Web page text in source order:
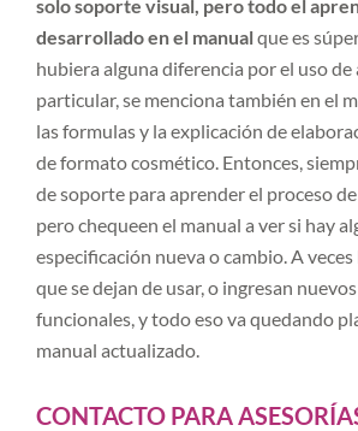
solo soporte visual, pero todo el
desarrollado en el manualque es
hubiera alguna diferencia por el uso de
particular, se menciona también en el
las formulas y la explicación de
de formato cosmético. Entonces,
de soporte para aprender el proceso
pero chequeen el manual a ver si hay
especificación nueva o cambio. A
que se dejan de usar, o ingresan
funcionales, y todo eso va quedando
manual actualizado.
CONTACTO PARA